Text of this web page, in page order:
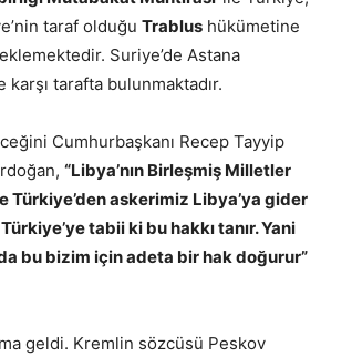
taraf olduğu Trablus hükümetine
Suriye’de Astana
tarafta bulunmaktadır.
Cumhurbaşkanı Recep Tayyip
“Libya’nın Birleşmiş Milletler
askerimiz Libya’ya gider
tabii ki bu hakkı tanır. Yani
bu bizim için adeta bir hak doğurur”
geldi. Kremlin sözcüsü Peskov